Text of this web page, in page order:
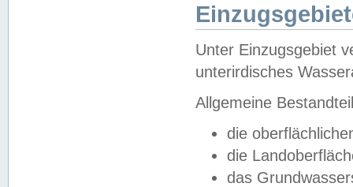
Unter Einzugsgebiet
unterirdisches
Allgemeine
die
die
das